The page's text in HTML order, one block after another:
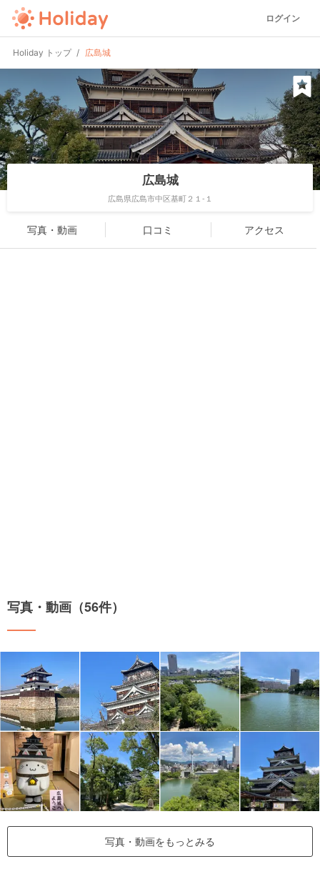
ログイン
Holiday トップ 広島城
広島城
広島県広島市中区基町２１-１
写真・動画 口コミ アクセス
写真・動画（56件）
写真・動画をもっとみる